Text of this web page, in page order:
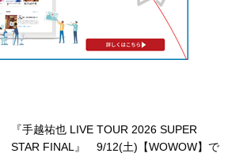
『手越祐也 LIVE TOUR 2026 SUPER
STAR FINAL』 9/12(土)【WOWOW】で